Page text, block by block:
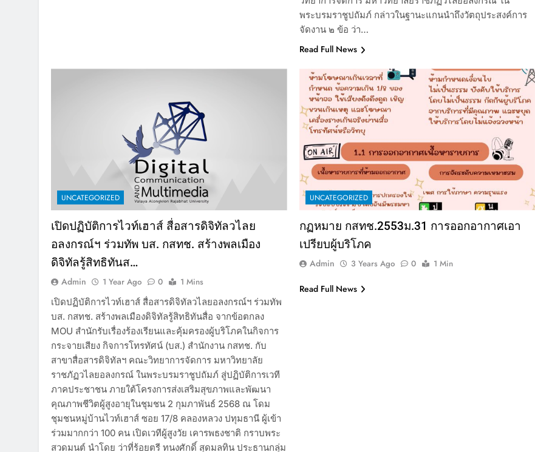
พระบรมราชูปถัมภ์ กล่าวในฐานะแกนนำถึงวัตถุประสงค์การ
จัดงาน ๒ ข้อ ว่า…
Read Full News
UNCATEGORIZED
เปิดปฏิบัติการไวท์เฮาส์ สื่อสารดิจิทัลวไลย
อลงกรณ์ฯ ร่วมทัพ บส. กสทช. สร้างพลเมือง
ดิจิทัลรู้สิทธิทันส…
Admin 1 Year Ago 0
1 Mins
เปิดปฏิบัติการไวท์เฮาส์ สื่อสารดิจิทัลวไลยอลงกรณ์ฯ ร่วมทัพ
บส. กสทช. สร้างพลเมืองดิจิทัลรู้สิทธิทันสื่อ จากข้อตกลง
MOU สำนักรับเรื่องร้องเรียนและคุ้มครองผู้บริโภคในกิจการ
กระจายเสียง กิจการโทรทัศน์ (บส.) สำนักงาน กสทช. กับ
สาขาสื่อสารดิจิทัลฯ คณะวิทยาการจัดการ มหาวิทยาลัย
ราชภัฏวไลยอลงกรณ์ ในพระบรมราชูปถัมภ์ สู่ปฏิบัติการเวที
ภาคประชาชน ภายใต้โครงการส่งเสริมสุขภาพและพัฒนา
คุณภาพชีวิตผู้สูงอายุในชุมชน 2 กุมภาพันธ์ 2568 ณ โดม
ชุมชนหมู่บ้านไวท์เฮาส์ ซอย 17/8 คลองหลวง ปทุมธานี ผู้เข้า
ร่วมมากกว่า 100 คน เปิดเวทีผู้สูงวัย เคารพธงชาติ กราบพระ
สวดมนต์ นำโดย ว่าที่ร้อยตรี ทนงศักดิ์ สุดมลทิน ประธานกลุ่ม
UNCATEGORIZED
กฏหมาย กสทช.2553ม.31 การออกอากาศเอา
เปรียบผู้บริโภค
Admin 3 Years Ago 0 1 Min
Read Full News